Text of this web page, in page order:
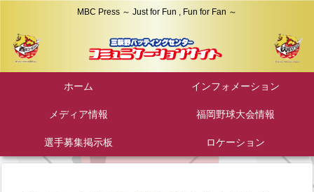
MBC Press ～ Just for Fun , Fun for Fan ～
ホーム インフォメーション
メディア情報 福岡野球大会情報
選手募集掲示板 ロケーション